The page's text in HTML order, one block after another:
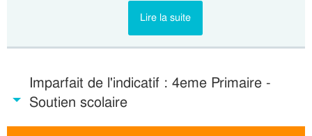
Lire la suite
Imparfait de l'indicatif : 4eme Primaire -
Soutien scolaire